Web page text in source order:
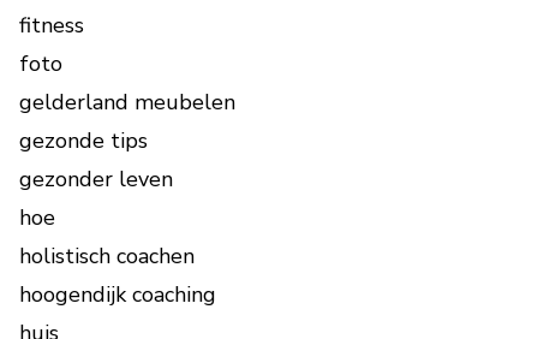
fitness
foto
gelderland meubelen
gezonde tips
gezonder leven
hoe
holistisch coachen
hoogendijk coaching